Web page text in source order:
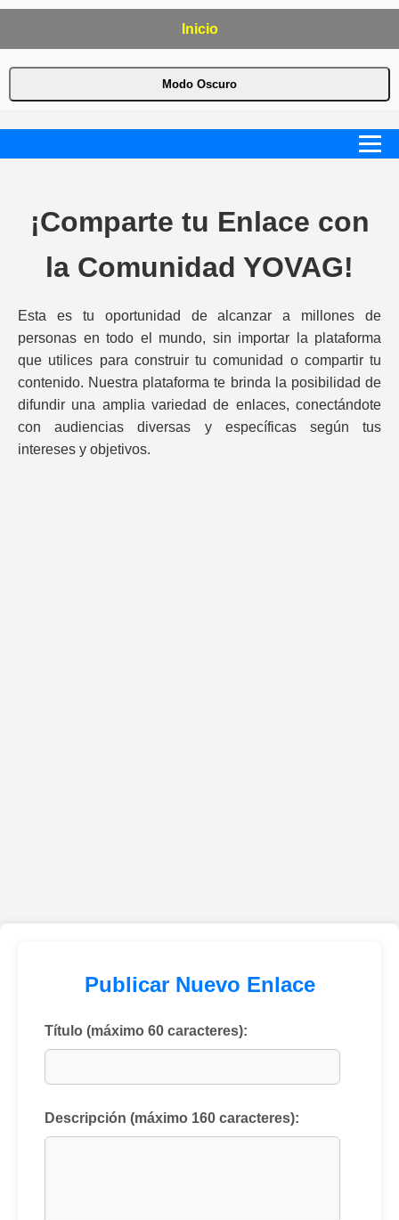
Inicio
Modo Oscuro
¡Comparte tu Enlace con
la Comunidad YOVAG!
Esta es tu oportunidad de alcanzar a millones de
personas en todo el mundo, sin importar la plataforma
que utilices para construir tu comunidad o compartir tu
contenido. Nuestra plataforma te brinda la posibilidad de
difundir una amplia variedad de enlaces, conectándote
con audiencias diversas y específicas según tus
intereses y objetivos.
Publicar Nuevo Enlace
Título (máximo 60 caracteres):
Descripción (máximo 160 caracteres):